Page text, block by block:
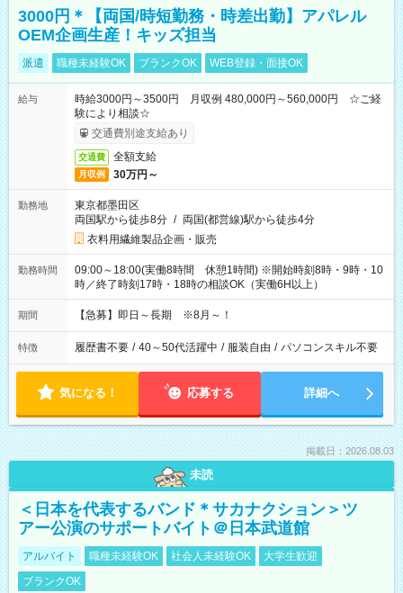
3000円＊【両国/時短勤務・時差出勤】アパレル
OEM企画生産！キッズ担当
派遣 職種未経験OK ブランクOK WEB登録・面接OK
給与
時給3000円～3500円 月収例 480,000円～560,000円 ☆ご経
験により相談☆
交通費別途支給あり
交通費 全額支給
月収例 30万円～
勤務地
東京都墨田区
両国駅から徒歩8分 / 両国(都営線)駅から徒歩4分
衣料用繊維製品企画・販売
勤務時間
09:00～18:00(実働8時間 休憩1時間) ※開始時刻8時・9時・10
時／終了時刻17時・18時の相談OK（実働6H以上）
期間 【急募】即日～長期 ※8月～！
特徴 履歴書不要 / 40～50代活躍中 / 服装自由 / パソコンスキル不要
気になる！ 応募する 詳細へ
掲載日：2026.08.03
未読
＜日本を代表するバンド＊サカナクション＞ツ
アー公演のサポートバイト＠日本武道館
アルバイト 職種未経験OK 社会人未経験OK
大学生歓迎
ブランクOK